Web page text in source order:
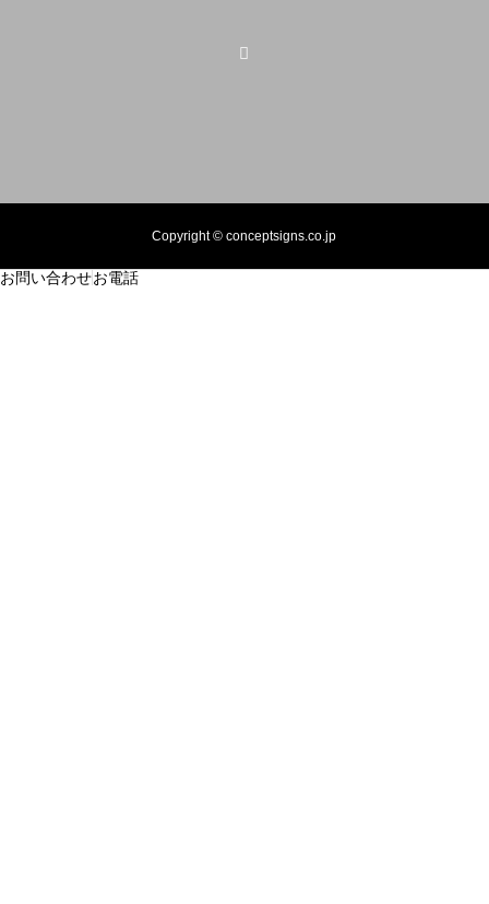
Copyright © conceptsigns.co.jp
お問い合わせお電話